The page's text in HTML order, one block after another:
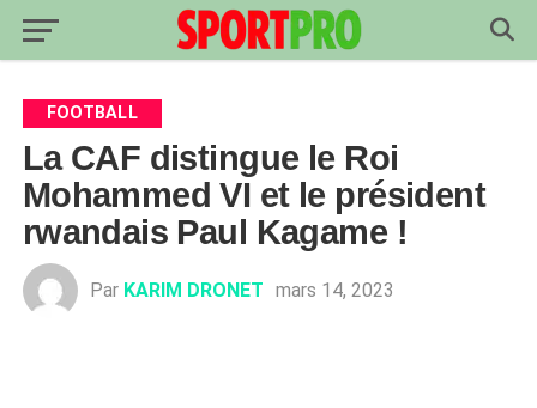
FOOTBALL
La CAF distingue le Roi
Mohammed VI et le président
rwandais Paul Kagame !
Par KARIM DRONET mars 14, 2023